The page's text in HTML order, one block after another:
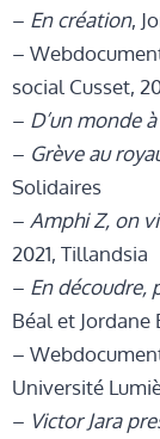
– En création,
–
social Cusset,
– D’un monde
– Grève au
Solidaires
– Amphi Z, on
2021, Tillandsia
– En découdre,
Béal et Jordane
–
Université
– Victor Jara